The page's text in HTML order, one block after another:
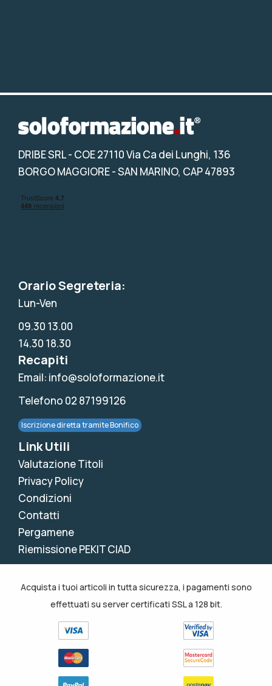
DRIBE SRL- COE 27110 Via Ca dei Lunghi, 136
BORGO MAGGIORE - SAN MARINO, CAP 47893
Orario Segreteria:
Lun-Ven
09.30 13.00
14.30 18.30
Recapiti
Email: info@soloformazione.it
Telefono 02 87199126
Iscrizione diretta tramite Bonifico
Link Utili
Valutazione Titoli
Privacy Policy
Condizioni
Contatti
Pergamene
Riemissione PEKIT CIAD
Acquista i tuoi articoli in tutta sicurezza, i pagamenti sono
effettuati su server certificati SSL a 128 bit.